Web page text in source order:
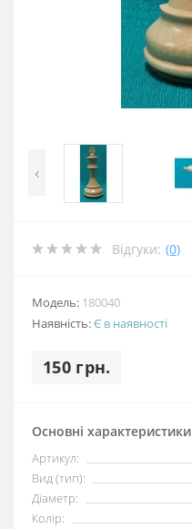
‹
Відгуки: (0)
Модель: 180040
Наявність:Є в наявності
150 грн.
Основні характеристики
Артикул:
Вид (тип):
Діаметр:
Колір: